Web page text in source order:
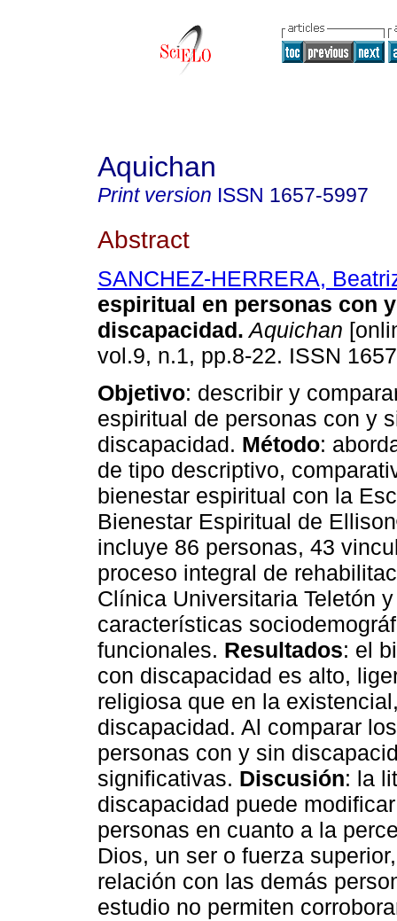
Aquichan
Print version ISSN 1657-5997
Abstract
SANCHEZ-HERRERA,
espiritual en personas con
discapacidad. Aquichan
vol.9, n.1, pp.8-22. ISSN
Objetivo: describir y
espiritual de personas con y
discapacidad. Método:
de tipo descriptivo,
bienestar espiritual con la
Bienestar Espiritual de
incluye 86 personas, 43
proceso integral de
Clínica Universitaria Teletón
características
funcionales. Resultados: el
con discapacidad es alto,
religiosa que en la
discapacidad. Al comparar
personas con y sin
significativas. Discusión: la
discapacidad puede
personas en cuanto a la
Dios, un ser o fuerza
relación con las demás
estudio no permiten